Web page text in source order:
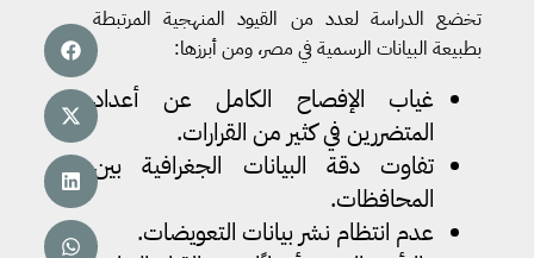
تخضع الدراسة لعدد من القيود المنهجية المرتبطة
بطبيعة البيانات الرسمية في مصر، ومن أبرزها:
غياب الإفصاح الكامل عن أعداد
المتضررين في كثير من القرارات.
تفاوت دقة البيانات الجغرافية بين
المحافظات.
عدم انتظام نشر بيانات التعويضات.